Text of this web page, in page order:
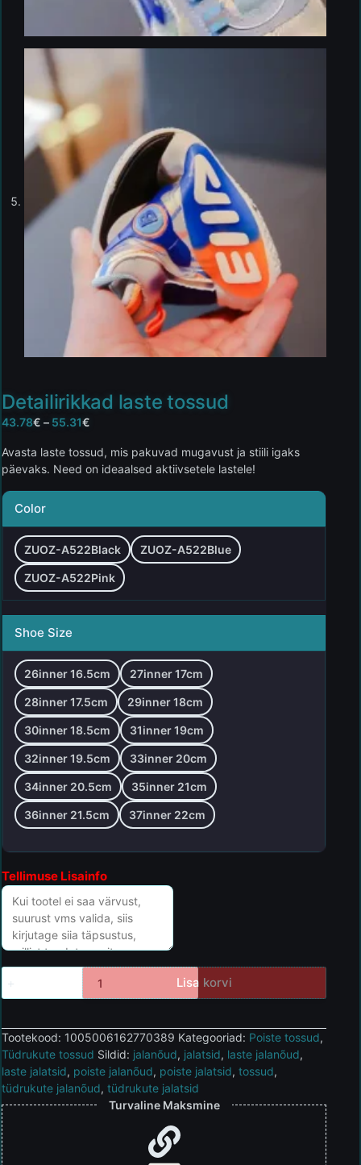
Detailirikkad laste tossud
43.78€ – 55.31€
Avasta laste tossud, mis pakuvad mugavust ja stiili igaks
päevaks. Need on ideaalsed aktiivsetele lastele!
Color
ZUOZ-A522Black ZUOZ-A522Blue
ZUOZ-A522Pink
Shoe Size
26inner 16.5cm 27inner 17cm
28inner 17.5cm 29inner 18cm
30inner 18.5cm 31inner 19cm
32inner 19.5cm 33inner 20cm
34inner 20.5cm 35inner 21cm
36inner 21.5cm 37inner 22cm
Tellimuse Lisainfo
Lisa korvi
Tootekood: 1005006162770389 Kategooriad: Poiste tossud,
Tüdrukute tossud Sildid: jalanõud, jalatsid, laste jalanõud,
laste jalatsid, poiste jalanõud, poiste jalatsid, tossud,
tüdrukute jalanõud, tüdrukute jalatsid
Turvaline Maksmine